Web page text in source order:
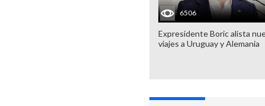
6506
Expresidente Boric alista
viajes a Uruguay y Alemania